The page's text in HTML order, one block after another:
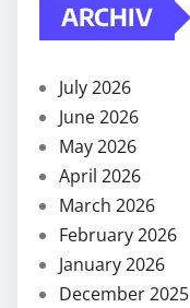
ARCHIV
July 2026
June 2026
May 2026
April 2026
March 2026
February 2026
January 2026
December 2025